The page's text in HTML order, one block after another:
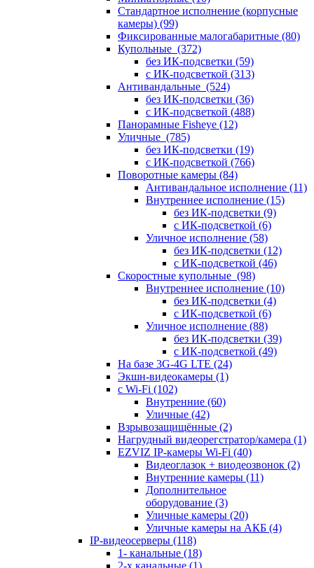
Стандартное исполнение (корпусные
камеры) (99)
Фиксированные малогабаритные (80)
Купольные (372)
без ИК-подсветки (59)
с ИК-подсветкой (313)
Антивандальные (524)
без ИК-подсветки (36)
с ИК-подсветкой (488)
Панорамные Fisheye (12)
Уличные (785)
без ИК-подсветки (19)
с ИК-подсветкой (766)
Поворотные камеры (84)
Антивандальное исполнение (11)
Внутреннее исполнение (15)
без ИК-подсветки (9)
с ИК-подсветкой (6)
Уличное исполнение (58)
без ИК-подсветки (12)
с ИК-подсветкой (46)
Скоростные купольные (98)
Внутреннее исполнение (10)
без ИК-подсветки (4)
с ИК-подсветкой (6)
Уличное исполнение (88)
без ИК-подсветки (39)
с ИК-подсветкой (49)
На базе 3G-4G LTE (24)
Экшн-видеокамеры (1)
с Wi-Fi (102)
Внутренние (60)
Уличные (42)
Взрывозащищённые (2)
Нагрудный видеорегстратор/камера (1)
EZVIZ IP-камеры Wi-Fi (40)
Видеоглазок + виодеозвонок (2)
Внутренние камеры (11)
Дополнительное
оборудование (3)
Уличные камеры (20)
Уличные камеры на АКБ (4)
IP-видеосерверы (118)
1- канальные (18)
2-х канальные (1)